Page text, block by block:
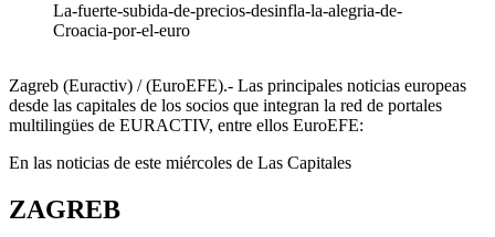
La-fuerte-subida-de-precios-desinfla-la-alegria-de-
Croacia-por-el-euro
Zagreb (Euractiv) / (EuroEFE).- Las principales noticias europeas
desde las capitales de los socios que integran la red de portales
multilingües de EURACTIV, entre ellos EuroEFE:
En las noticias de este miércoles de Las Capitales
ZAGREB